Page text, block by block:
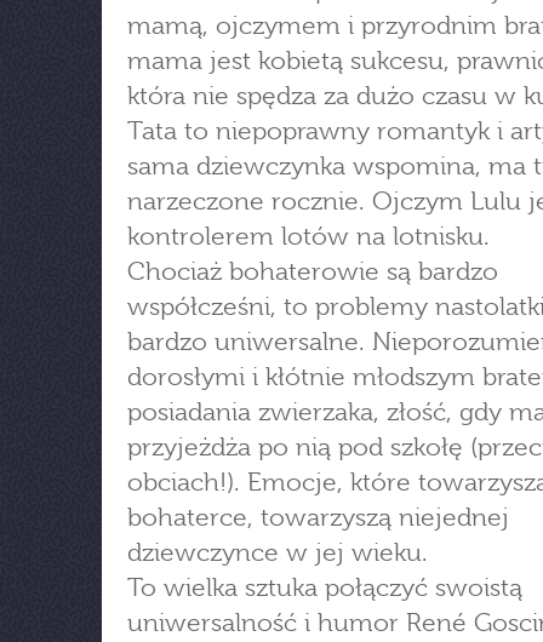
mamą, ojczymem i przyrodnim
mama jest kobietą sukcesu,
która nie spędza za dużo czasu w
Tata to niepoprawny romantyk i
sama dziewczynka wspomina, ma
narzeczone rocznie. Ojczym Lulu
kontrolerem lotów na lotnisku.
Chociaż bohaterowie są bardzo
współcześni, to problemy
bardzo uniwersalne.
dorosłymi i kłótnie młodszym
posiadania zwierzaka, złość, gdy
przyjeżdża po nią pod szkołę
obciach!). Emocje, które
bohaterce, towarzyszą niejednej
dziewczynce w jej wieku.
To wielka sztuka połączyć swoistą
uniwersalność i humor René